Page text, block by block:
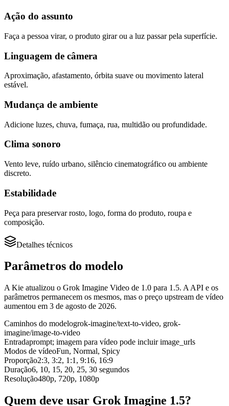
Ação do assunto
Faça a pessoa virar, o produto girar ou a luz passar pela superfície.
Linguagem de câmera
Aproximação, afastamento, órbita suave ou movimento lateral
estável.
Mudança de ambiente
Adicione luzes, chuva, fumaça, rua, multidão ou profundidade.
Clima sonoro
Vento leve, ruído urbano, silêncio cinematográfico ou ambiente
discreto.
Estabilidade
Peça para preservar rosto, logo, forma do produto, roupa e
composição.
Detalhes técnicos
Parâmetros do modelo
A Kie atualizou o Grok Imagine Video de 1.0 para 1.5. A API e os
parâmetros permanecem os mesmos, mas o preço upstream de vídeo
aumentou em 3 de agosto de 2026.
Caminhos do modelogrok-imagine/text-to-video, grok-
imagine/image-to-video
Entradaprompt; imagem para vídeo pode incluir image_urls
Modos de vídeoFun, Normal, Spicy
Proporção2:3, 3:2, 1:1, 9:16, 16:9
Duração6, 10, 15, 20, 25, 30 segundos
Resolução480p, 720p, 1080p
Quem deve usar Grok Imagine 1.5?